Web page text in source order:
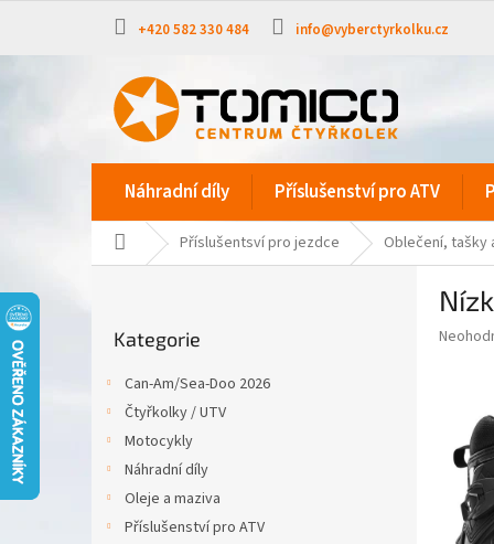
obsah
+420 582 330 484 info@vyberctyrkolku.cz
Náhradní díly Příslušenství pro ATV
Domů Příslušentsví pro jezdce Oblečení, tašky
kategorie
Kategorie
Can-Am/Sea-Doo 2026
Čtyřkolky / UTV
Motocykly
Náhradní díly
Oleje a maziva
Příslušenství pro ATV